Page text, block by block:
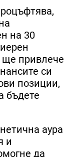
на 30
ще привлече
си
позиции,
бъдете
аура
и
да